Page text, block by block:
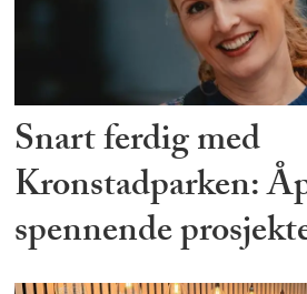
Snart ferdig med
Kronstadparken:
spennende